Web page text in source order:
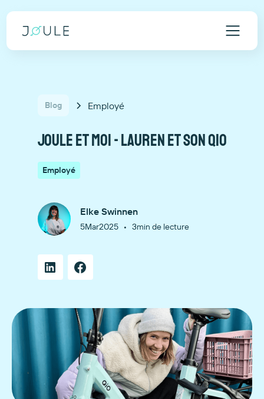
Blog Employé
Joule et moi - Lauren et son QiO
Employé
Elke Swinnen
5Mar2025 • 3min de lecture